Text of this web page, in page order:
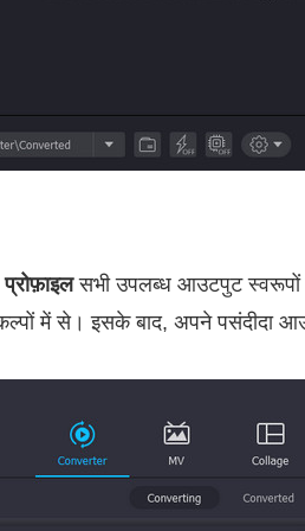
प्रोफ़ाइलसभी उपलब्ध आउटपुट
में से। इसके बाद, अपने पसंदीदा